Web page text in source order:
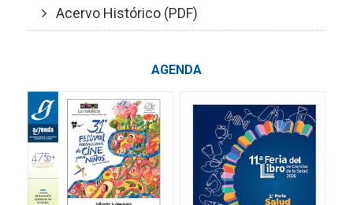
Acervo Histórico (PDF)
AGENDA